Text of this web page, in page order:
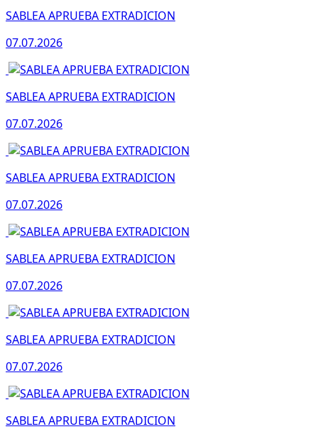
SABLEA APRUEBA EXTRADICION
07.07.2026
SABLEA APRUEBA EXTRADICION
07.07.2026
SABLEA APRUEBA EXTRADICION
07.07.2026
SABLEA APRUEBA EXTRADICION
07.07.2026
SABLEA APRUEBA EXTRADICION
07.07.2026
SABLEA APRUEBA EXTRADICION